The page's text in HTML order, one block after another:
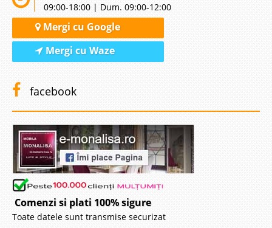
09:00-18:00 | Dum. 09:00-12:00
Mergi cu Google
Mergi cu Waze
facebook
Comenzi si plati 100% sigure
Toate datele sunt transmise securizat